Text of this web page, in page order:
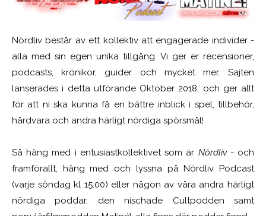
Nördliv består av ett kollektiv att engagerade individer -
alla med sin egen unika tillgång. Vi ger er recensioner,
podcasts, krönikor, guider och mycket mer. Sajten
lanserades i detta utförande Oktober 2018, och ger allt
för att ni ska kunna få en bättre inblick i spel, tillbehör,
hårdvara och andra härligt nördiga spörsmål!
Så häng med i entusiastkollektivet som är Nördliv- och
framförallt, häng med och lyssna på Nördliv Podcast
(varje söndag kl 15.00) eller någon av våra andra härligt
nördiga poddar, den nischade Cultpodden samt